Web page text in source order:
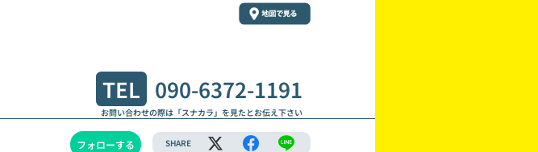
TEL 090-6372-1191
お問い合わせの際は「スナカラ」を見たとお伝え下さい
フォローする SHARE